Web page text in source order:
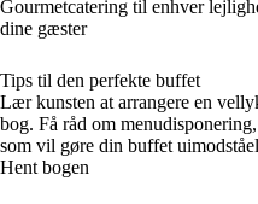
Gourmetcatering til enhver
dine gæster
Tips til den perfekte buffet
Lær kunsten at arrangere en
bog. Få råd om
som vil gøre din buffet
Hent bogen